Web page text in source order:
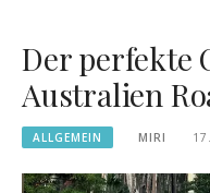
Der perfekte
Australien
ALLGEMEIN MIRI